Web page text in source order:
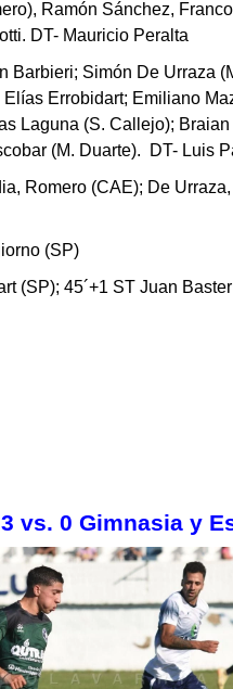
Ramón Sánchez,
DT- Mauricio Peralta
Barbieri; Simón De Urraza
Errobidart; Emiliano
Laguna (S. Callejo);
(M. Duarte). DT- Luis
Romero (CAE); De
(SP)
(SP); 45´+1 ST Juan
vs. 0 Gimnasia y